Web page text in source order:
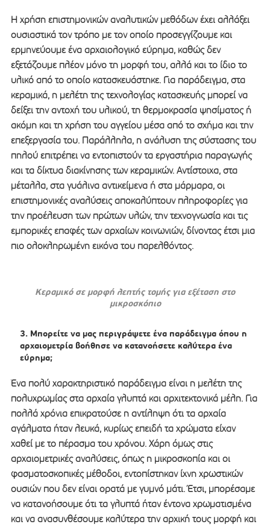
Η χρήση επιστημονικών αναλυτικών μεθόδων έχει αλλάξει
ουσιαστικά τον τρόπο με τον οποίο προσεγγίζουμε και
ερμηνεύουμε ένα αρχαιολογικό εύρημα, καθώς δεν
εξετάζουμε πλέον μόνο τη μορφή του, αλλά και το ίδιο το
υλικό από το οποίο κατασκευάστηκε. Για παράδειγμα, στα
κεραμικά, η μελέτη της τεχνολογίας κατασκευής μπορεί να
δείξει την αντοχή του υλικού, τη θερμοκρασία ψησίματος ή
ακόμη και τη χρήση του αγγείου μέσα από το σχήμα και την
επεξεργασία του. Παράλληλα, η ανάλυση της σύστασης του
πηλού επιτρέπει να εντοπιστούν τα εργαστήρια παραγωγής
και τα δίκτυα διακίνησης των κεραμικών. Αντίστοιχα, στα
μέταλλα, στα γυάλινα αντικείμενα ή στα μάρμαρα, οι
επιστημονικές αναλύσεις αποκαλύπτουν πληροφορίες για
την προέλευση των πρώτων υλών, την τεχνογνωσία και τις
εμπορικές επαφές των αρχαίων κοινωνιών, δίνοντας έτσι μια
πιο ολοκληρωμένη εικόνα του παρελθόντος.
Κεραμικό σε μορφή λεπτής τομής για εξέταση στο
μικροσκόπιο
Μπορείτε να μας περιγράψετε ένα παράδειγμα όπου η
αρχαιομετρία βοήθησε να κατανοήσετε καλύτερα ένα
εύρημα;
Ένα πολύ χαρακτηριστικό παράδειγμα είναι η μελέτη της
πολυχρωμίας στα αρχαία γλυπτά και αρχιτεκτονικά μέλη. Για
πολλά χρόνια επικρατούσε η αντίληψη ότι τα αρχαία
αγάλματα ήταν λευκά, κυρίως επειδή τα χρώματα είχαν
χαθεί με το πέρασμα του χρόνου. Χάρη όμως στις
αρχαιομετρικές αναλύσεις, όπως η μικροσκοπία και οι
φασματοσκοπικές μέθοδοι, εντοπίστηκαν ίχνη χρωστικών
ουσιών που δεν είναι ορατά με γυμνό μάτι. Έτσι, μπορέσαμε
να κατανοήσουμε ότι τα γλυπτά ήταν έντονα χρωματισμένα
και να ανασυνθέσουμε καλύτερα την αρχική τους μορφή και